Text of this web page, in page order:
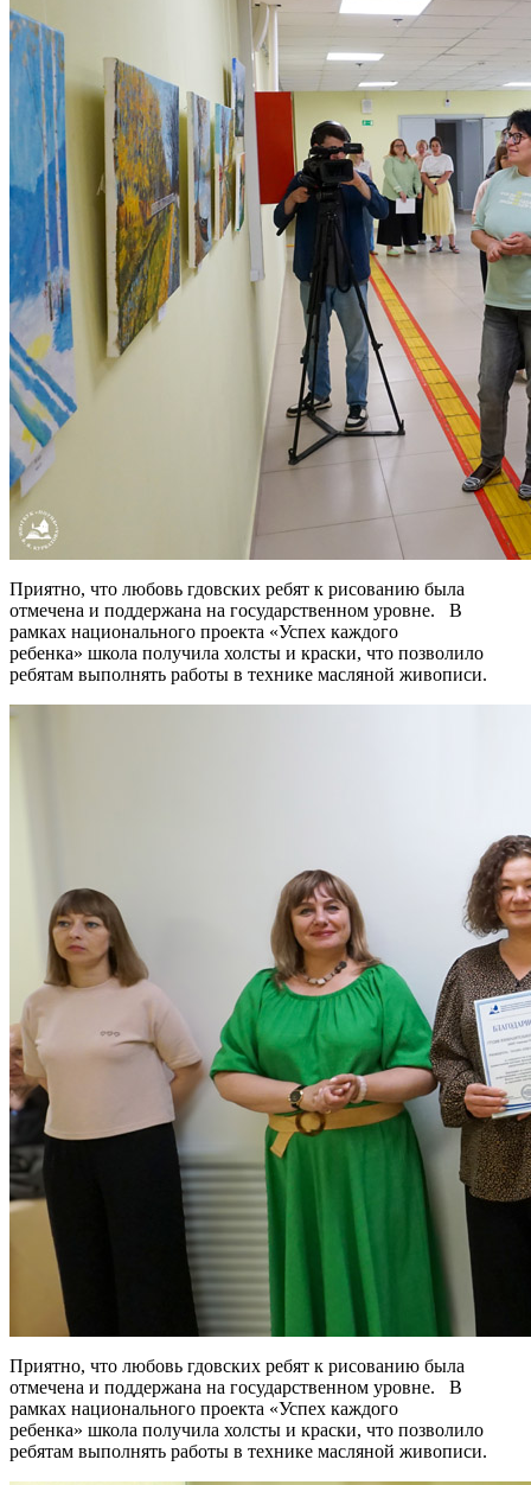
Приятно, что любовь гдовских ребят к рисованию была
отмечена и поддержана на государственном уровне. В
рамках национального проекта «Успех каждого
ребенка» школа получила холсты и краски, что позволило
ребятам выполнять работы в технике масляной живописи.
Приятно, что любовь гдовских ребят к рисованию была
отмечена и поддержана на государственном уровне. В
рамках национального проекта «Успех каждого
ребенка» школа получила холсты и краски, что позволило
ребятам выполнять работы в технике масляной живописи.